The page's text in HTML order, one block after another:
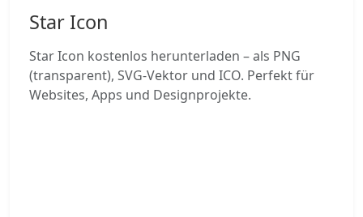
Star Icon
Star Icon kostenlos herunterladen – als PNG
(transparent), SVG-Vektor und ICO. Perfekt für
Websites, Apps und Designprojekte.